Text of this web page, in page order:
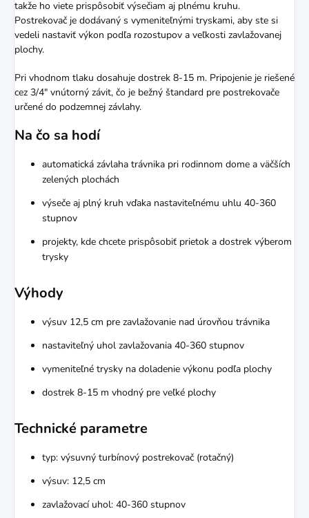
takže ho viete prispôsobiť výsečiam aj plnému kruhu.
Postrekovač je dodávaný s vymeniteľnými tryskami, aby ste si
vedeli nastaviť výkon podľa rozostupov a veľkosti zavlažovanej
plochy.
Pri vhodnom tlaku dosahuje dostrek 8-15 m. Pripojenie je riešené
cez 3/4" vnútorný závit, čo je bežný štandard pre postrekovače
určené do podzemnej závlahy.
Na čo sa hodí
automatická závlaha trávnika pri rodinnom dome a väčších
zelených plochách
výseče aj plný kruh vďaka nastaviteľnému uhlu 40-360
stupnov
projekty, kde chcete prispôsobiť prietok a dostrek výberom
trysky
Výhody
výsuv 12,5 cm pre zavlažovanie nad úrovňou trávnika
nastaviteľný uhol zavlažovania 40-360 stupnov
vymeniteľné trysky na doladenie výkonu podľa plochy
dostrek 8-15 m vhodný pre veľké plochy
Technické parametre
typ: výsuvný turbínový postrekovač (rotačný)
výsuv: 12,5 cm
zavlažovací uhol: 40-360 stupnov